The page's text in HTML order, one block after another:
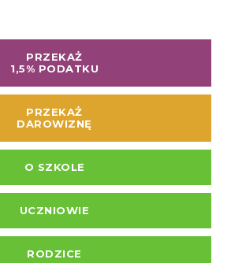
PRZEKAŻ
1,5% PODATKU
PRZEKAŻ
DAROWIZNĘ
O SZKOLE
UCZNIOWIE
RODZICE